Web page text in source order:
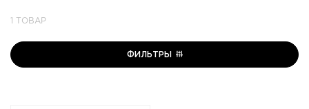
1 ТОВАР
ФИЛЬТРЫ